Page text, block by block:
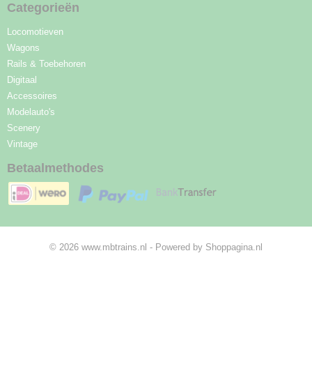
Categorieën
Locomotieven
Wagons
Rails & Toebehoren
Digitaal
Accessoires
Modelauto's
Scenery
Vintage
Betaalmethodes
© 2026 www.mbtrains.nl - Powered by Shoppagina.nl